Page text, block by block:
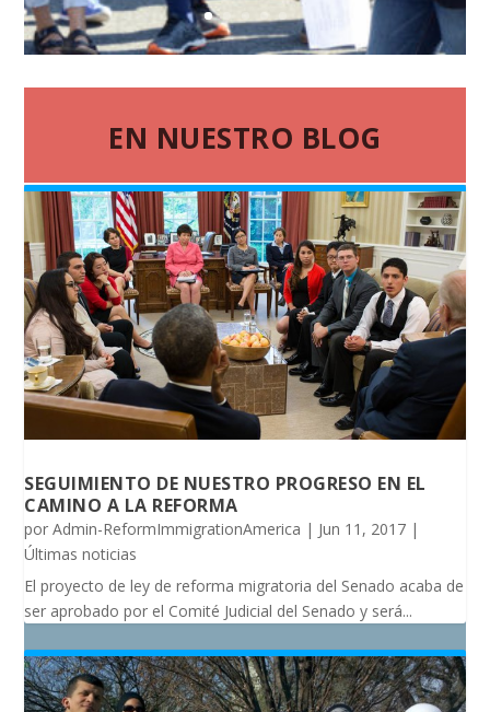
EN NUESTRO BLOG
SEGUIMIENTO DE NUESTRO PROGRESO EN EL
CAMINO A LA REFORMA
porAdmin-ReformImmigrationAmerica | Jun 11, 2017 |
Últimas noticias
El proyecto de ley de reforma migratoria del Senado acaba de
ser aprobado por el Comité Judicial del Senado y será...